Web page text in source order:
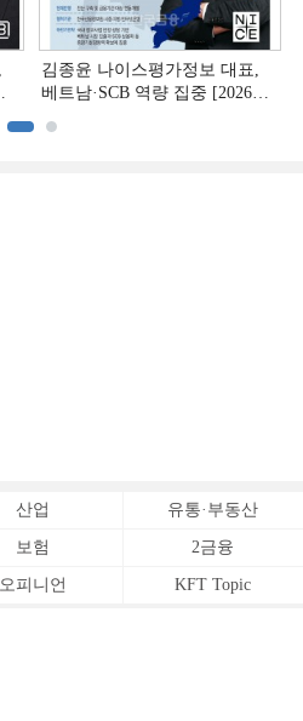
김종윤 나이스평가정보 대표,
베트남·SCB 역량 집중 [2026
산업 유통·부동산
보험 2금융
오피니언 KFT Topic